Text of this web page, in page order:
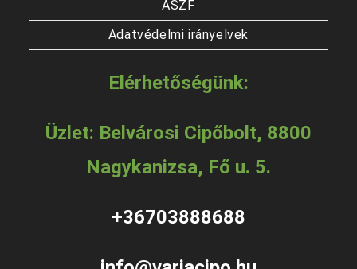
ÁSZF
Adatvédelmi irányelvek
Elérhetőségünk:
Üzlet: Belvárosi Cipőbolt, 8800
Nagykanizsa, Fő u. 5.
+36703888688